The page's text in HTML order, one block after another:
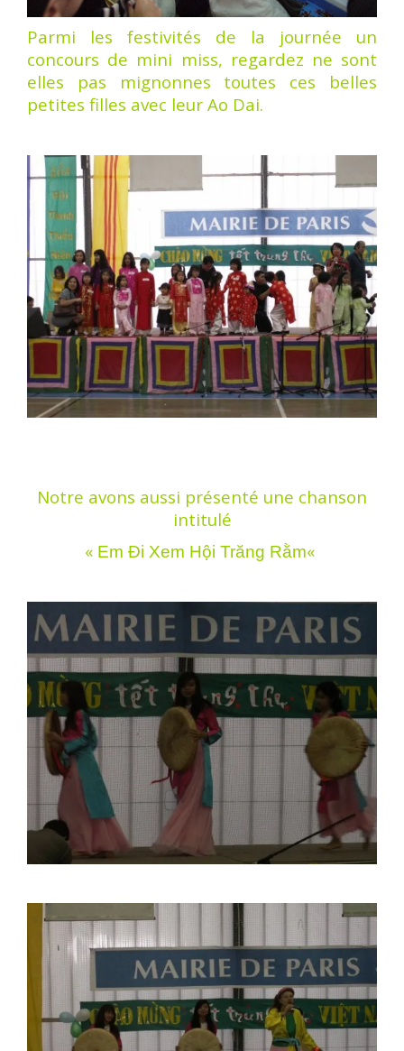
Parmi les festivités de la journée un
concours de mini miss, regardez ne sont
elles pas mignonnes toutes ces belles
petites filles avec leur Ao Dai.
Notre avons aussi présenté une chanson
intitulé
« Em Đi Xem Hội Trăng Rằm«